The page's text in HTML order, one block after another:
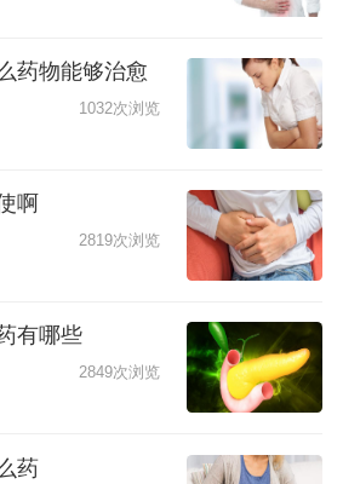
药物能够治愈
1032次浏览
啊
2819次浏览
有哪些
2849次浏览
药